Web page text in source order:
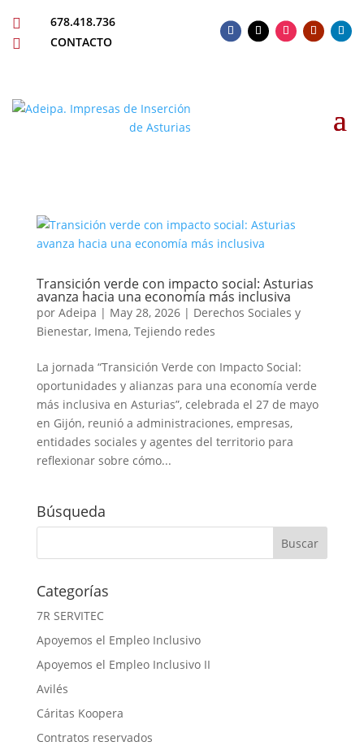
 678.418.736
 CONTACTO
Transición verde con impacto social: Asturias
avanza hacia una economía más inclusiva
por Adeipa | May 28, 2026| Derechos Sociales y
Bienestar, Imena, Tejiendo redes
La jornada “Transición Verde con Impacto Social:
oportunidades y alianzas para una economía verde
más inclusiva en Asturias”, celebrada el 27 de mayo
en Gijón, reunió a administraciones, empresas,
entidades sociales y agentes del territorio para
reflexionar sobre cómo...
Búsqueda
Categorías
7R SERVITEC
Apoyemos el Empleo Inclusivo
Apoyemos el Empleo Inclusivo II
Avilés
Cáritas Koopera
Contratos reservados